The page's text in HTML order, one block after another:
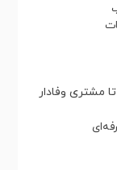
مشتری وفادار